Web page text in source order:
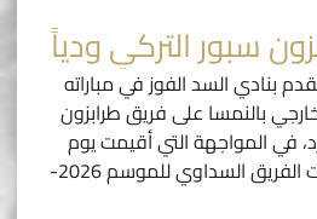
سبور التركي ودياً
بنادي السد الفوز في مباراته
بالنمسا على فريق طرابزون
في المواجهة التي أقيمت يوم
الخميس، ضمن استعدادات الفريق السداوي للموسم 2026-